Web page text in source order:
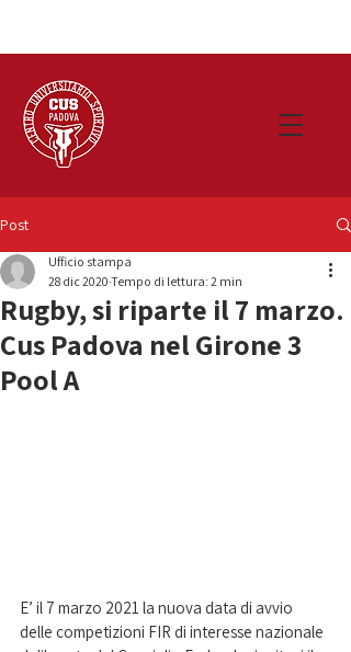
Post
Rugby, si riparte il 7 marzo.
Cus Padova nel Girone 3
Pool A
Ufficio stampa
28 dic 2020 Tempo di lettura: 2 min
E’ il 7 marzo 2021 la nuova data di avvio
delle competizioni FIR di interesse nazionale